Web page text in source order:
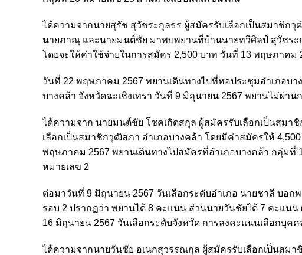
ได้ความจากนายสุรัช สุวัชระกุลธร ผู้สมัครรับเลือกเป็นสมาชิก
นายภาณุ และนายมนต์ชัย มาพบพยานที่บ้านนายทวีศิลป์ สุวัชร
โดยจะให้ค่าใช้จ่ายในการสมัคร 2,500 บาท วันที่ 13 พฤษภาคม
วันที่ 22 พฤษภาคม 2567 พยานเดินทางไปที่หอประชุมอำเภอบ
บางคล้า จังหวัดฉะเชิงเทรา วันที่ 9 มิถุนายน 2567 พยานไม่ผ่
ได้ความจาก นายมนต์ชัย โชคเกิดสกุล ผู้สมัครรับเลือกเป็นสม
เลือกเป็นสมาชิกวุฒิสภา อำเภอบางคล้า โดยมีค่าสมัครให้
พฤษภาคม 2567 พยานเดินทางไปสมัครที่อำเภอบางคล้า กลุ่มที่
หมายเลข 2
ต่อมาวันที่ 9 มิถุนายน 2567 วันเลือกระดับอำเภอ นายชาลี บอก
รอบ 2 ปรากฏว่า พยานได้ 8 คะแนน ส่วนนายวันชัยได้ 7 คะแน
16 มิถุนายน 2567 วันเลือกระดับจังหวัด การลงคะแนนเลือกบุค
ได้ความจากนายวันชัย อเนกสุวรรณกุล ผู้สมัครรับเลือกเป็นสม